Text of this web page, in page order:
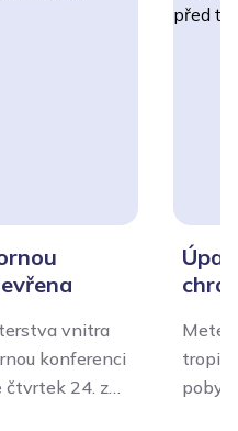
vnitra
konferenci
24. září